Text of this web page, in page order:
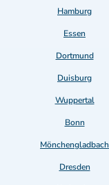
Hamburg
Essen
Dortmund
Duisburg
Wuppertal
Bonn
Mönchengladbach
Dresden